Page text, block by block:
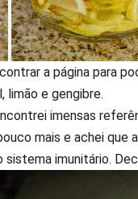
a página para
limão e gengibre.
imensas
mais e achei
imunitário.